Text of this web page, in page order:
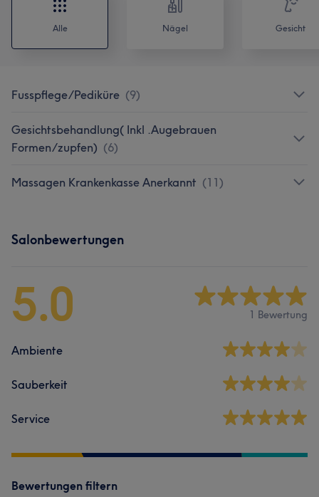
Alle Nägel Gesicht
Fusspflege/Pediküre (9)
Gesichtsbehandlung( Inkl .Augebrauen
Formen/zupfen) (6)
Massagen Krankenkasse Anerkannt (11)
Salonbewertungen
5.0 1 Bewertung
Ambiente
Sauberkeit
Service
Bewertungen filtern